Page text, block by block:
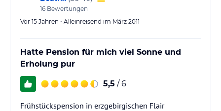
16 Bewertungen
Vor 15 Jahren • Alleinreisend im März 2011
Hatte Pension für mich viel Sonne und
Erholung pur
5,5 / 6
Frühstückspension in erzgebirgischen Flair